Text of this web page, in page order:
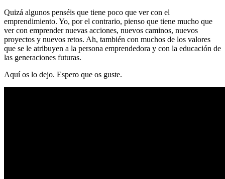
Quizá algunos penséis que tiene poco que ver con el
emprendimiento. Yo, por el contrario, pienso que tiene mucho que
ver con emprender nuevas acciones, nuevos caminos, nuevos
proyectos y nuevos retos. Ah, también con muchos de los valores
que se le atribuyen a la persona emprendedora y con la educación de
las generaciones futuras.
Aquí os lo dejo. Espero que os guste.